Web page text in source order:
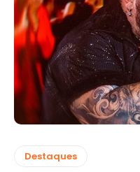
Destaques